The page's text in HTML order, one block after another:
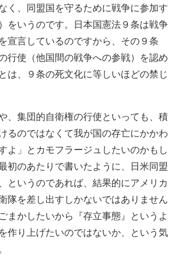
く、同盟国を守るために戦争に参加す
をいうのです。日本国憲法９条は戦争
宣言しているのですから、その９条
行使（他国間の戦争への参戦）を認め
は、９条の死文化に等しいほどの禁じ
、集団的自衛権の行使といっても、積
るのではなくて我が国の存亡にかかわ
よ」とカモフラージュしたいのかもし
初のあたりで書いたように、日米同盟
というのであれば、結果的にアメリカ
隊を差し出すしかないではありません
まかしたいから『存立事態』というよ
作り上げたいのではないか、という気